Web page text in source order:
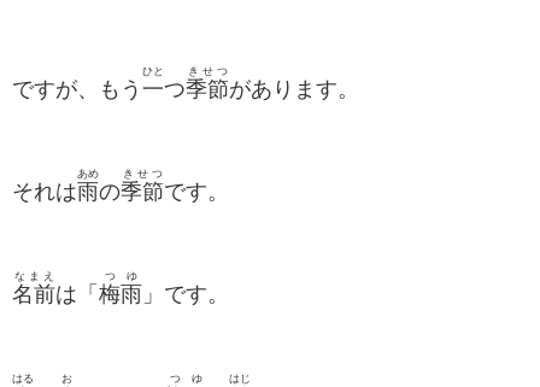
ですが、もう 一
ひと
つ季節
きせつ
があります。
それは雨
あめ
の季節
きせつ
です。
名前
なまえ
は「 梅雨
つゆ
」です。
はる お つゆ はじ